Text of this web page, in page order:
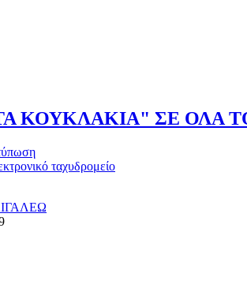
ΚΟΥΚΛΑΚΙΑ" ΣΕ ΟΛΑ
ταχυδρομείο